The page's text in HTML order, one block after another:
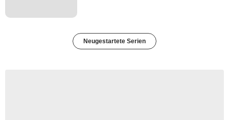
Neugestartete Serien